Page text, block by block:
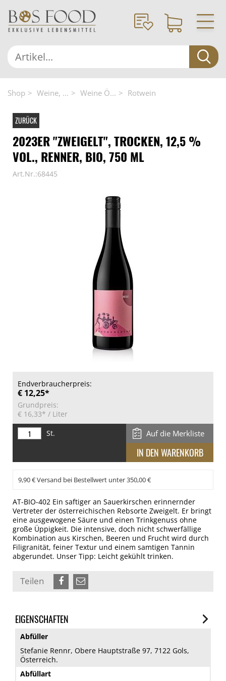
Shop Weine, ... Weine Ö... Rotwein
ZURÜCK
2023ER "ZWEIGELT", TROCKEN, 12,5 %
VOL., RENNER, BIO, 750 ML
Art.Nr.:68445
Endverbraucherpreis:
€ 12,25*
Grundpreis:
€ 16,33* / Liter
St.
Auf die Merkliste
9,90 € Versand bei Bestellwert unter 350,00 €
AT-BIO-402 Ein saftiger an Sauerkirschen erinnernder
Vertreter der österreichischen Rebsorte Zweigelt. Er bringt
eine ausgewogene Säure und einen Trinkgenuss ohne
große Üppigkeit. Die intensive, doch nicht schwerfällige
Kombination aus Kirschen, Beeren und Frucht wird durch
Filigranität, feiner Textur und einem samtigen Tannin
abgerundet. Unser Tipp: Leicht gekühlt trinken.
Teilen
EIGENSCHAFTEN
Abfüller
Stefanie Rennr, Obere Hauptstraße 97, 7122 Gols,
Österreich.
Abfüllart